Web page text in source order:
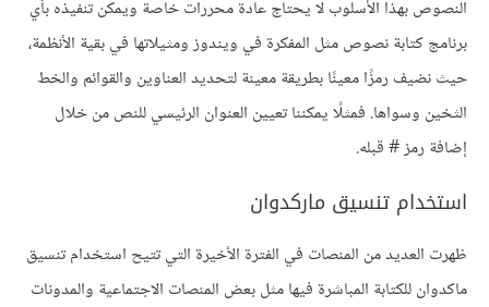
النصوص بهذا اﻷسلوب لا يحتاج عادة محررات خاصة ويمكن تنفيذه بأي
برنامج كتابة نصوص مثل المفكرة في ويندوز ومثيلاتها في بقية اﻷنظمة،
حيث نضيف رمزًا معينًا بطريقة معينة لتحديد العناوين والقوائم والخط
الثخين وسواها. فمثلًا يمكننا تعيين العنوان الرئيسي للنص من خلال
إضافة رمز # قبله.
استخدام تنسيق ماركدوان
ظهرت العديد من المنصات في الفترة اﻷخيرة التي تتيح استخدام تنسيق
ماكدوان للكتابة المباشرة فيها مثل بعض المنصات اﻻجتماعية والمدونات